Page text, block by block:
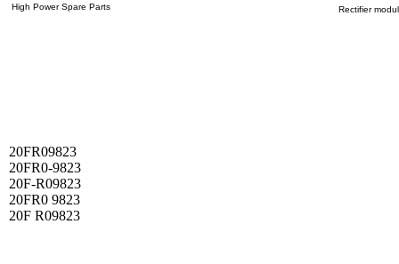
High Power Spare Parts
Rectifier
20FR09823
20FR0-9823
20F-R09823
20FR0 9823
20F R09823